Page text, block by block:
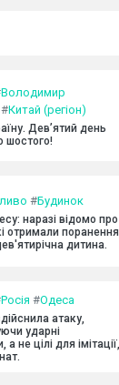
Володимир
#Китай (регіон)
Дев’ятий день
шостого!
#Будинок
наразі відомо про
отримали поранення,
дитина.
Росія #Одеса
атаку,
ударні
а не цілі для імітації,